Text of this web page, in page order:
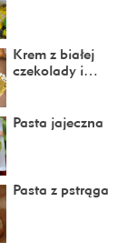
Krem z białej
czekolady i…
Pasta jajeczna
Pasta z pstrąga